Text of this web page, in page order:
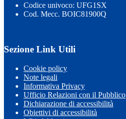
Codice univoco: UFG1SX
Cod. Mecc. BOIC81900Q
Sezione Link Utili
Cookie policy
Note legali
Informativa Privacy
Ufficio Relazioni con il Pubblico
Dichiarazione di accessibilità
Obiettivi di accessibilità